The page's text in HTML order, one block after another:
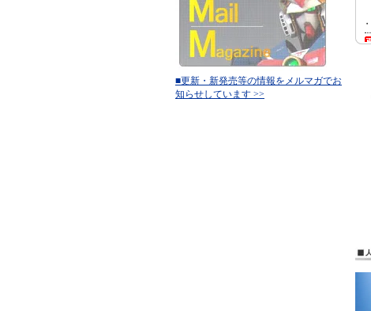
■更新・新発売等の情報をメルマガでお
知らせしています >>